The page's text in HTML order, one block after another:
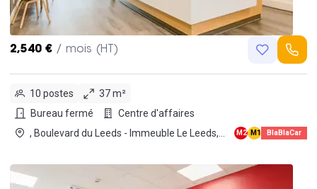
2,540 € / mois (HT)
10 postes
37 m²
Bureau fermé
Centre d'affaires
, Boulevard du Leeds - Immeuble Le Leeds,
M2 M1
BlaBlaCar